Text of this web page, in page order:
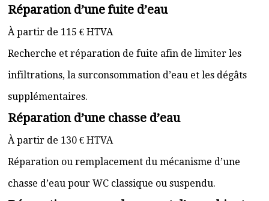
Réparation d’une fuite d’eau
À partir de 115 € HTVA
Recherche et réparation de fuite afin de limiter les
infiltrations, la surconsommation d’eau et les dégâts
supplémentaires.
Réparation d’une chasse d’eau
À partir de 130 € HTVA
Réparation ou remplacement du mécanisme d’une
chasse d’eau pour WC classique ou suspendu.